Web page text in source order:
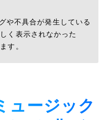
や不具合が発生している
く表示されなかった
す。
ュージック